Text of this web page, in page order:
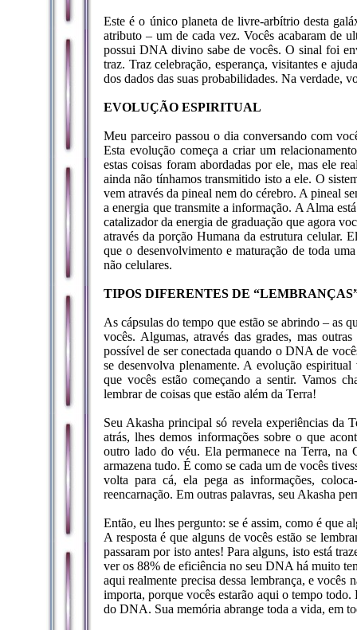
Este é o único planeta de livre-arbítrio desta
atributo – um de cada vez. Vocês acabaram de
possui DNA divino sabe de vocês. O sinal foi
traz. Traz celebração, esperança, visitantes e
dos dados das suas probabilidades. Na verdade,
EVOLUÇÃO ESPIRITUAL
Meu parceiro passou o dia conversando com
Esta evolução começa a criar um
estas coisas foram abordadas por ele, mas ele
ainda não tínhamos transmitido isto a ele. O
vem através da pineal nem do cérebro. A pineal
a energia que transmite a informação. A Alma
catalizador da energia de graduação que agora
através da porção Humana da estrutura celular.
que o desenvolvimento e maturação de toda
não celulares.
TIPOS DIFERENTES DE
As cápsulas do tempo que estão se abrindo – as
vocês. Algumas, através das grades, mas
possível de ser conectada quando o DNA de
se desenvolva plenamente. A evolução
que vocês estão começando a sentir. Vamos
lembrar de coisas que estão além da Terra!
Seu Akasha principal só revela experiências da
atrás, lhes demos informações sobre o que
outro lado do véu. Ela permanece na Terra, na
armazena tudo. É como se cada um de vocês
volta para cá, ela pega as informações,
reencarnação. Em outras palavras, seu Akasha
Então, eu lhes pergunto: se é assim, como é que
A resposta é que alguns de vocês estão se
passaram por isto antes! Para alguns, isto está
ver os 88% de eficiência no seu DNA há muito
aqui realmente precisa dessa lembrança, e
importa, porque vocês estarão aqui o tempo
do DNA. Sua memória abrange toda a vida, em